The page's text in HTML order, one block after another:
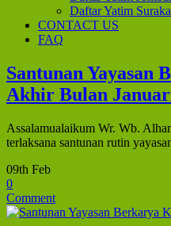
Daftar Yatim
CONTACT US
FAQ
Santunan Yayasan
Akhir Bulan
Assalamualaikum Wr. Wb.
terlaksana santunan rutin
09th Feb
0
Comment